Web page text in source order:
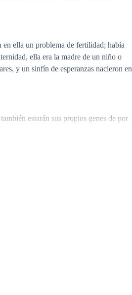
en ella un problema de fertilidad; había
ella era la madre de un niño o
y un sinfín de esperanzas nacieron en
estarán sus propios genes de por
que debe de llevar correctamente los
o mis ojos grises. — respondió Victoria
para trabajar allí, y sé que la vida que
vuelto realidad.